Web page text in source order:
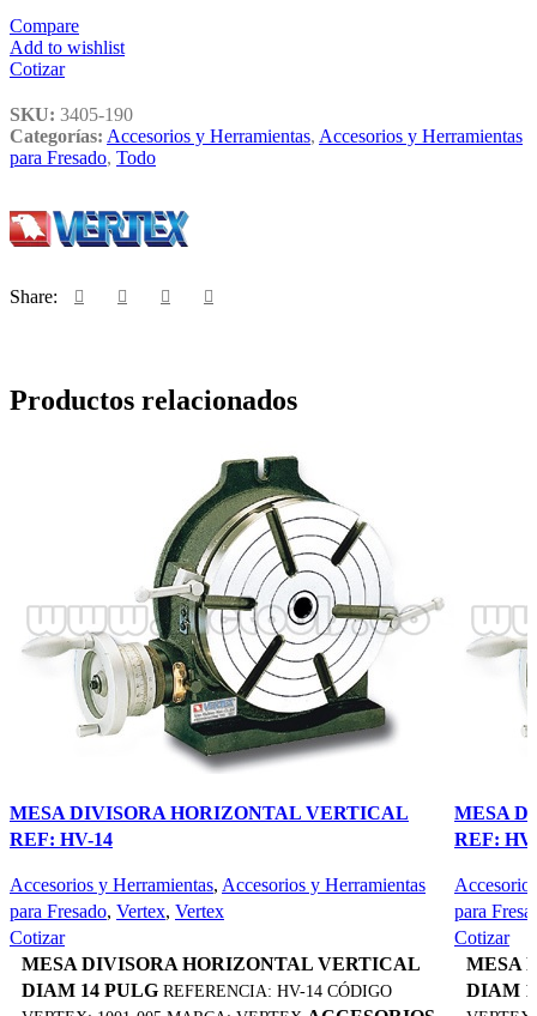
Compare
Add to wishlist
Cotizar
SKU: 3405-190
Categorías: Accesorios y Herramientas, Accesorios y Herramientas
para Fresado, Todo
Share:
Productos relacionados
MESA DIVISORA HORIZONTAL VERTICAL
REF: HV-14
Accesorios y Herramientas, Accesorios y Herramientas
para Fresado, Vertex, Vertex
Cotizar
MESA DIVISORA HORIZONTAL VERTICAL
DIAM 14 PULG REFERENCIA: HV-14 CÓDIGO
MESA
REF:
para
Cotizar
MESA
DIAM